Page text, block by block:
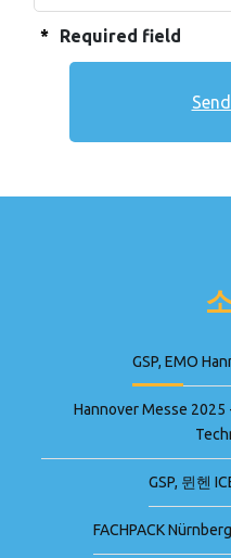
* Required field
GSP, EMO
Hannover Messe
GSP, 뮌헨
FACHPACK